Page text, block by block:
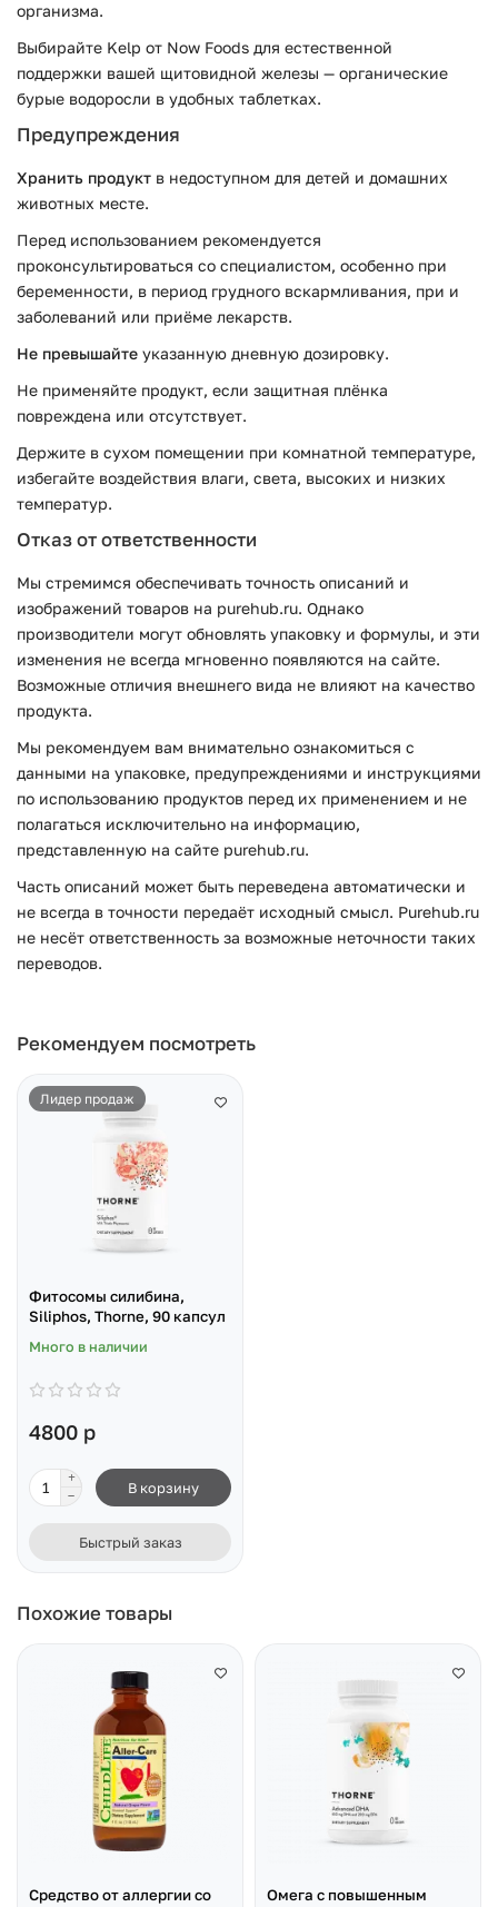
организма.
Выбирайте Kelp от Now Foods для естественной
поддержки вашей щитовидной железы — органические
бурые водоросли в удобных таблетках.
Предупреждения
Хранить продукт в недоступном для детей и домашних
животных месте.
Перед использованием рекомендуется
проконсультироваться со специалистом, особенно при
беременности, в период грудного вскармливания, при и
заболеваний или приёме лекарств.
Не превышайте указанную дневную дозировку.
Не применяйте продукт, если защитная плёнка
повреждена или отсутствует.
Держите в сухом помещении при комнатной температуре,
избегайте воздействия влаги, света, высоких и низких
температур.
Отказ от ответственности
Мы стремимся обеспечивать точность описаний и
изображений товаров на purehub.ru. Однако
производители могут обновлять упаковку и формулы, и эти
изменения не всегда мгновенно появляются на сайте.
Возможные отличия внешнего вида не влияют на качество
продукта.
Мы рекомендуем вам внимательно ознакомиться с
данными на упаковке, предупреждениями и инструкциями
по использованию продуктов перед их применением и не
полагаться исключительно на информацию,
представленную на сайте purehub.ru.
Часть описаний может быть переведена автоматически и
не всегда в точности передаёт исходный смысл. Purehub.ru
не несёт ответственность за возможные неточности таких
переводов.
Рекомендуем посмотреть
Лидер продаж
Фитосомы силибина,
Siliphos, Thorne, 90 капсул
Много в наличии
4800 р
В корзину
Быстрый заказ
Похожие товары
Cредство от аллергии со
Омега с повышенным